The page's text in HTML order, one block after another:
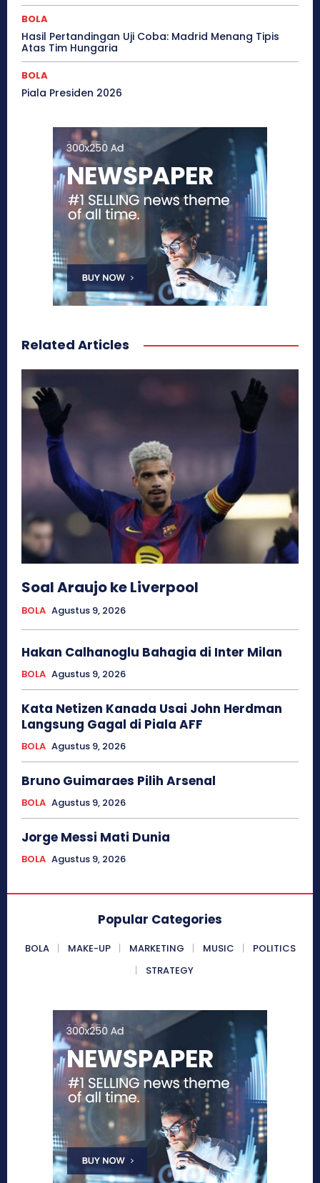
BOLA
Hasil Pertandingan Uji Coba: Madrid Menang Tipis
Atas Tim Hungaria
BOLA
Piala Presiden 2026
Related Articles
Soal Araujo ke Liverpool
BOLA Agustus 9, 2026
Hakan Calhanoglu Bahagia di Inter Milan
BOLA Agustus 9, 2026
Kata Netizen Kanada Usai John Herdman
Langsung Gagal di Piala AFF
BOLA Agustus 9, 2026
Bruno Guimaraes Pilih Arsenal
BOLA Agustus 9, 2026
Jorge Messi Mati Dunia
BOLA Agustus 9, 2026
Popular Categories
BOLA MAKE-UP MARKETING MUSIC
POLITICS
STRATEGY